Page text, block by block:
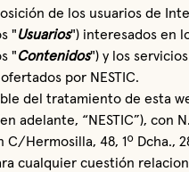
de los usuarios de
"Usuarios") interesados en
"Contenidos") y los
por NESTIC.
del tratamiento de esta
adelante, “NESTIC”), con
Hermosilla, 48, 1º Dcha.,
cualquier cuestión